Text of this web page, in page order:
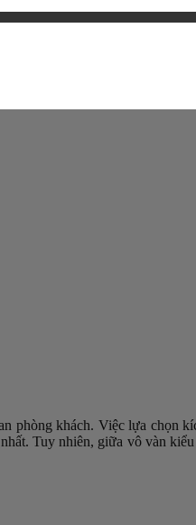
phòng khách. Việc lựa chọn
Tuy nhiên, giữa vô vàn